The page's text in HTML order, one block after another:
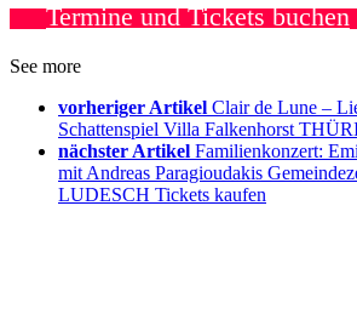
Termine und Tickets buchen
See more
vorheriger Artikel Clair de Lune –
Schattenspiel Villa Falkenhorst
nächster Artikel Familienkonzert:
mit Andreas Paragioudakis
LUDESCH Tickets kaufen